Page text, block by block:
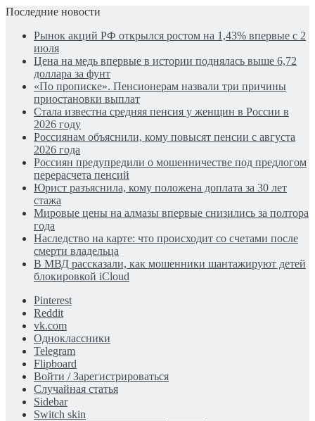
Последние новости
Рынок акций РФ открылся ростом на 1,43% впервые с 2
июля
Цена на медь впервые в истории поднялась выше 6,72
доллара за фунт
«По прописке». Пенсионерам назвали три причины
приостановки выплат
Стала известна средняя пенсия у женщин в России в
2026 году
Россиянам объяснили, кому повысят пенсии с августа
2026 года
Россиян предупредили о мошенничестве под предлогом
перерасчета пенсий
Юрист разъяснила, кому положена доплата за 30 лет
стажа
Мировые цены на алмазы впервые снизились за полтора
года
Наследство на карте: что происходит со счетами после
смерти владельца
В МВД рассказали, как мошенники шантажируют детей
блокировкой iCloud
Pinterest
Reddit
vk.com
Одноклассники
Telegram
Flipboard
Войти / Зарегистрироваться
Случайная статья
Sidebar
Switch skin